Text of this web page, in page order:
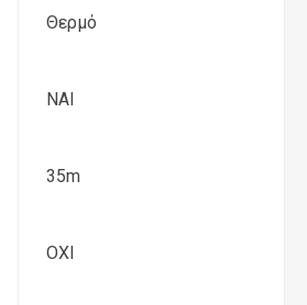
Θερμό
ΝΑΙ
35m
ΟΧΙ